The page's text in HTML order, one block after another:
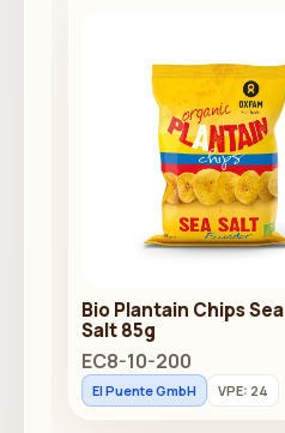
Bio Plantain Chips Sea
Salt 85g
EC8-10-200
El Puente GmbH VPE: 24